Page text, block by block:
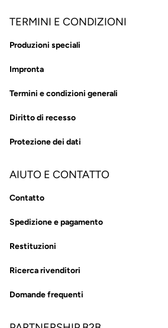
TERMINI E CONDIZIONI
Produzioni speciali
Impronta
Termini e condizioni generali
Diritto di recesso
Protezione dei dati
AIUTO E CONTATTO
Contatto
Spedizione e pagamento
Restituzioni
Ricerca rivenditori
Domande frequenti